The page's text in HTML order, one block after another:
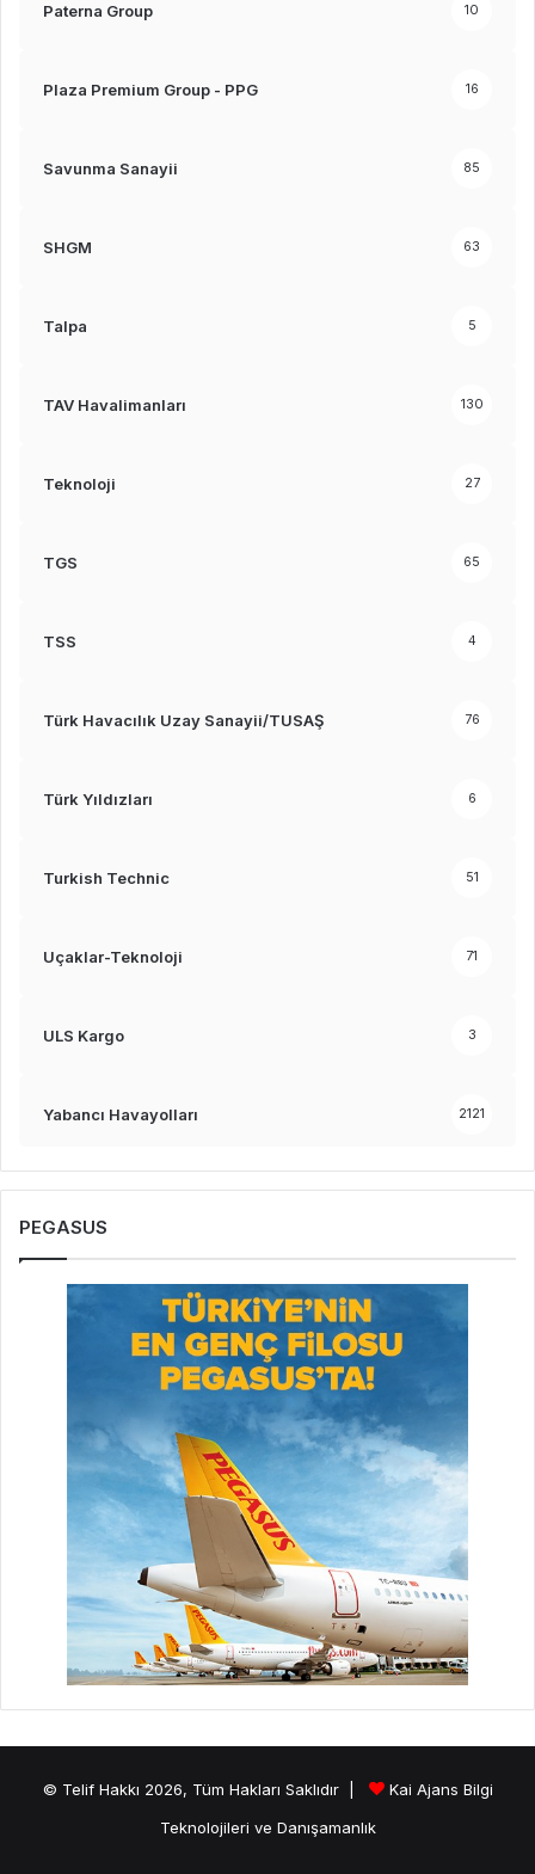
Paterna Group 10
Plaza Premium Group - PPG 16
Savunma Sanayii 85
SHGM 63
Talpa 5
TAV Havalimanları 130
Teknoloji 27
TGS 65
TSS 4
Türk Havacılık Uzay Sanayii/TUSAŞ 76
Türk Yıldızları 6
Turkish Technic 51
Uçaklar-Teknoloji 71
ULS Kargo 3
Yabancı Havayolları 2121
PEGASUS
© Telif Hakkı 2026, Tüm Hakları Saklıdır |
Kai Ajans Bilgi
Teknolojileri ve Danışamanlık